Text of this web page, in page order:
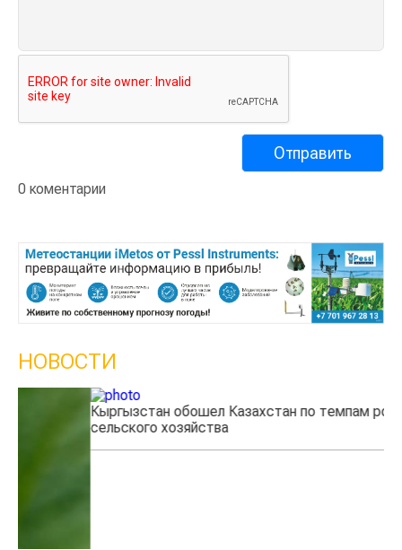
0 коментарии
НОВОСТИ
Кыргызстан обошел Казахстан по темпам роста
сельского хозяйства